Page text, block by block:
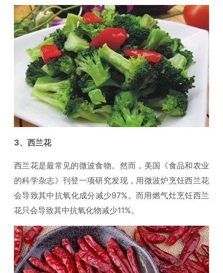
3、西兰花
西兰花是最常见的微波食物。然而，美国《食品和农业
的科学杂志》刊登一项研究发现，用微波炉烹饪西兰花
会导致其中抗氧化成分减少97%。而用燃气灶烹饪西兰
花只会导致其中抗氧化物减少11%。